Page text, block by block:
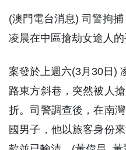
(澳門電台消息) 司警拘
凌晨在中區搶劫女途人
案發於上週六(3月30日)
路東方斜巷，突然被人
折。司警調查後，在南
國男子，他以旅客身份